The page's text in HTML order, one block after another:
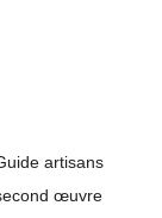
artisans
œuvre